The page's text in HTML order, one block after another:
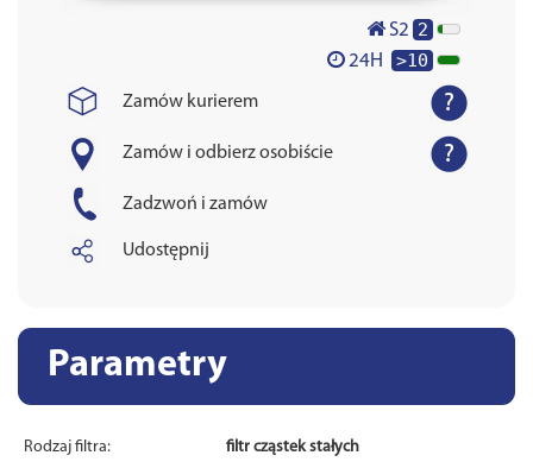
S2 2
24H >10
Zamów kurierem
Zamów i odbierz osobiście
Zadzwoń i zamów
Udostępnij
Parametry
Rodzaj filtra: filtr cząstek stałych